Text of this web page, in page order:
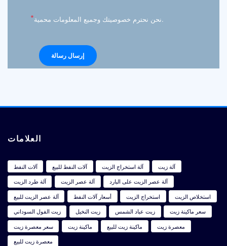
* نحن نحترم خصوصيتك وجميع المعلومات محمية.
العلامات
آلات النفط آلات النفط للبيع آلة استخراج الزيت
آلة زيت
آلة طرد الزيت
آلة عصر الزيت
آلة عصر الزيت على البارد
آلة عصر الزيت للبيع
أسعار آلات النفط استخراج الزيت
استخلاص الزيت
زيت الفول السوداني
زيت النخيل زيت عباد الشمس
سعر ماكينة زيت
سعر معصرة زيت
ماكينة زيت ماكينة زيت للبيع
معصرة زيت
معصرة زيت للبيع